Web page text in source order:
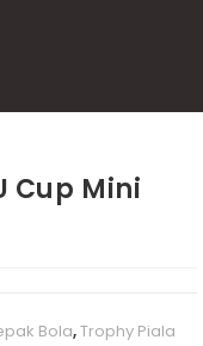
Cup Mini
Bola,Trophy Piala